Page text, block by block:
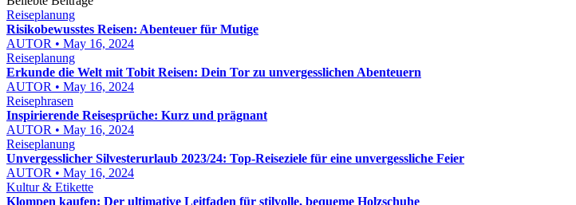
Reiseplanung
Risikobewusstes Reisen: Abenteuer für Mutige
AUTOR • May 16, 2024
Reiseplanung
Erkunde die Welt mit Tobit Reisen: Dein Tor zu unvergesslichen Abenteuern
AUTOR • May 16, 2024
Reisephrasen
Inspirierende Reisesprüche: Kurz und prägnant
AUTOR • May 16, 2024
Reiseplanung
Unvergesslicher Silvesterurlaub 2023/24: Top-Reiseziele für eine unvergessliche Feier
AUTOR • May 16, 2024
Kultur & Etikette
Klompen kaufen: Der ultimative Leitfaden für stilvolle, bequeme Holzschuhe